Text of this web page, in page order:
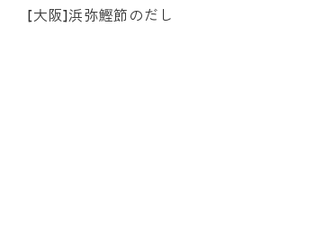
[大阪]浜弥鰹節のだし